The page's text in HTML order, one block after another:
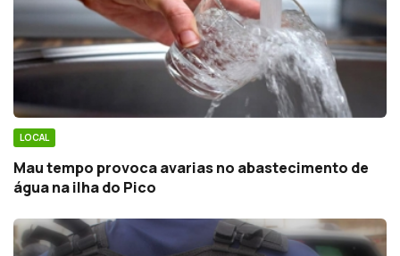
LOCAL
Mau tempo provoca avarias no abastecimento de
água na ilha do Pico